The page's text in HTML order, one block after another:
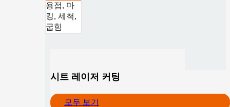
용접, 마
킹, 세척,
굽힘
시트 레이저 커팅
모두 보기